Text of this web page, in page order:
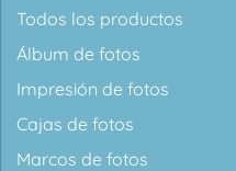
Todos los productos
Álbum de fotos
Impresión de fotos
Cajas de fotos
Marcos de fotos